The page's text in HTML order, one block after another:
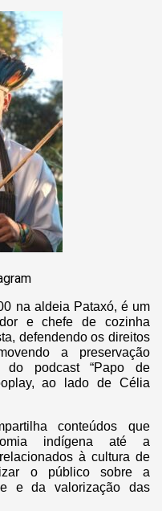
na aldeia Pataxó, é um
e chefe de cozinha
defendendo os direitos
a preservação
do podcast “Papo de
ao lado de Célia
conteúdos que
indígena até a
à cultura de
o público sobre a
e da valorização das